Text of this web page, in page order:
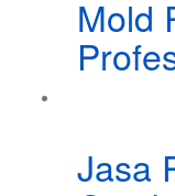
Mold
Jasa